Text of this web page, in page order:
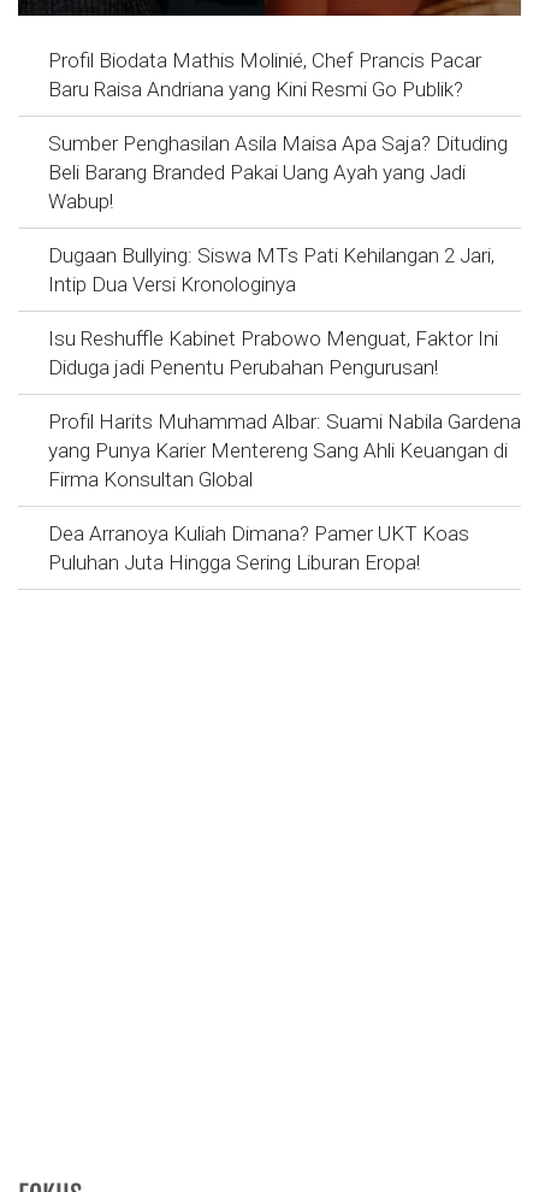
Profil Biodata Mathis Molinié, Chef Prancis Pacar
Baru Raisa Andriana yang Kini Resmi Go Publik?
Sumber Penghasilan Asila Maisa Apa Saja? Dituding
Beli Barang Branded Pakai Uang Ayah yang Jadi
Wabup!
Dugaan Bullying: Siswa MTs Pati Kehilangan 2 Jari,
Intip Dua Versi Kronologinya
Isu Reshuffle Kabinet Prabowo Menguat, Faktor Ini
Diduga jadi Penentu Perubahan Pengurusan!
Profil Harits Muhammad Albar: Suami Nabila Gardena
yang Punya Karier Mentereng Sang Ahli Keuangan di
Firma Konsultan Global
Dea Arranoya Kuliah Dimana? Pamer UKT Koas
Puluhan Juta Hingga Sering Liburan Eropa!